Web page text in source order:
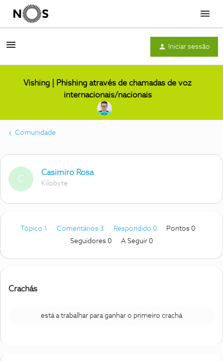
Menu
Iniciar sessão
Vishing | Phishing através de chamadas de voz
internacionais/nacionais
Comunidade
C
Casimiro Rosa
Kilobyte
Tópico 1 Comentários 3 Respondido 0
Pontos 0
Seguidores 0 A Seguir 0
Crachás
está a trabalhar para ganhar o primeiro crachá